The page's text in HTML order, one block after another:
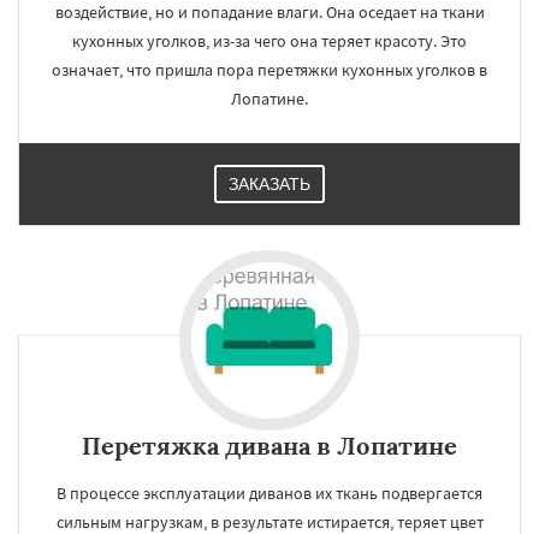
воздействие, но и попадание влаги. Она оседает на ткани
кухонных уголков, из-за чего она теряет красоту. Это
означает, что пришла пора перетяжки кухонных уголков в
Лопатине.
ЗАКАЗАТЬ
Перетяжка дивана в Лопатине
В процессе эксплуатации диванов их ткань подвергается
сильным нагрузкам, в результате истирается, теряет цвет